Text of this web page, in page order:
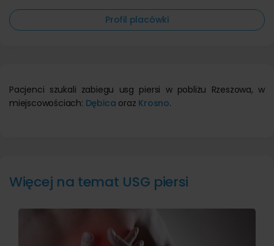
Profil placówki
Pacjenci szukali zabiegu usg piersi w pobliżu Rzeszowa, w
miejscowościach: Dębica oraz Krosno.
Więcej na temat USG piersi